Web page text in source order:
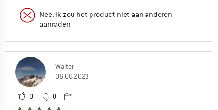
Nee, ik zou het product niet aan anderen
aanraden
Walter
06.06.2023
0 0